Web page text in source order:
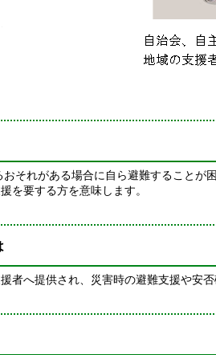
それがある場合に自ら避難することが
を要する方を意味します。
者へ提供され、災害時の避難支援や安否